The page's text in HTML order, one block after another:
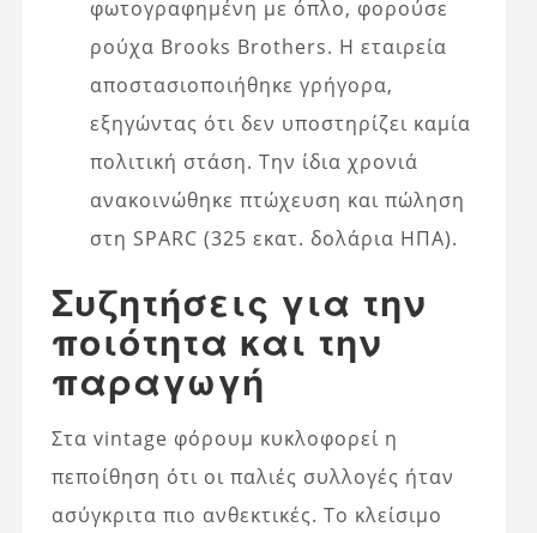
φωτογραφημένη με όπλο, φορούσε
ρούχα Brooks Brothers. Η εταιρεία
αποστασιοποιήθηκε γρήγορα,
εξηγώντας ότι δεν υποστηρίζει καμία
πολιτική στάση. Την ίδια χρονιά
ανακοινώθηκε πτώχευση και πώληση
στη SPARC (325 εκατ. δολάρια ΗΠΑ).
Συζητήσεις για την
ποιότητα και την
παραγωγή
Στα vintage φόρουμ κυκλοφορεί η
πεποίθηση ότι οι παλιές συλλογές ήταν
ασύγκριτα πιο ανθεκτικές. Το κλείσιμο